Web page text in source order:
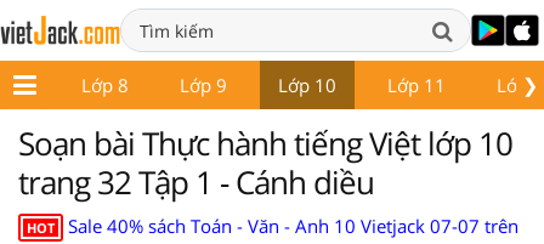
❯
7 Lớp 8 Lớp 9 Lớp 10 Lớp 11 Lớp
Soạn bài Thực hành tiếng Việt lớp 10
trang 32 Tập 1 - Cánh diều
HOT
Sale 40% sách Toán - Văn - Anh 10 Vietjack 07-07 trên